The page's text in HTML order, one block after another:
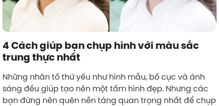
4 Cách giúp bạn chụp hình với màu sắc
trung thực nhất
Những nhân tố thứ yếu như hình mẫu, bố cục và ánh
sáng đều giúp tạo nên một tấm hình đẹp. Nhưng các
bạn đừng nên quên nền tảng quan trọng nhất để chụp